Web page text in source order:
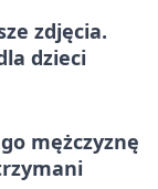
zdjęcia.
dzieci
mężczyznę